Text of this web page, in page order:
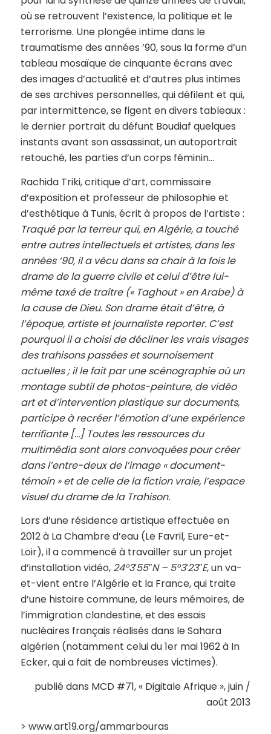
où se retrouvent l’existence, la politique et le
terrorisme. Une plongée intime dans le
traumatisme des années ’90, sous la forme d’un
tableau mosaïque de cinquante écrans avec
des images d’actualité et d’autres plus intimes
de ses archives personnelles, qui défilent et qui,
par intermittence, se figent en divers tableaux :
le dernier portrait du défunt Boudiaf quelques
instants avant son assassinat, un autoportrait
retouché, les parties d’un corps féminin…
Rachida Triki, critique d’art, commissaire
d’exposition et professeur de philosophie et
d’esthétique à Tunis, écrit à propos de l’artiste :
Traqué par la terreur qui, en Algérie, a touché
entre autres intellectuels et artistes, dans les
années ‘90, il a vécu dans sa chair à la fois le
drame de la guerre civile et celui d’être lui-
même taxé de traître (« Taghout » en Arabe) à
la cause de Dieu. Son drame était d’être, à
l’époque, artiste et journaliste reporter. C’est
pourquoi il a choisi de décliner les vrais visages
des trahisons passées et sournoisement
actuelles ; il le fait par une scénographie où un
montage subtil de photos-peinture, de vidéo
art et d’intervention plastique sur documents,
participe à recréer l’émotion d’une expérience
terrifiante […] Toutes les ressources du
multimédia sont alors convoquées pour créer
dans l’entre-deux de l’image « document-
témoin » et de celle de la fiction vraie, l’espace
visuel du drame de la Trahison.
Lors d’une résidence artistique effectuée en
2012 à La Chambre d’eau (Le Favril, Eure-et-
Loir), il a commencé à travailler sur un projet
d’installation vidéo, 24°3′55″N – 5°3′23″E, un va-
et-vient entre l’Algérie et la France, qui traite
d’une histoire commune, de leurs mémoires, de
l’immigration clandestine, et des essais
nucléaires français réalisés dans le Sahara
algérien (notamment celui du 1er mai 1962 à In
Ecker, qui a fait de nombreuses victimes).
publié dans MCD #71, « Digitale Afrique », juin /
août 2013
> www.art19.org/ammarbouras